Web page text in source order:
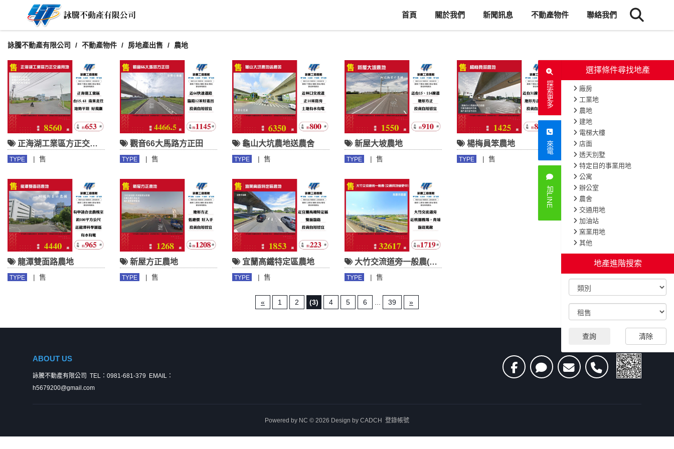
首頁 關於我們 新聞訊息 不動產物件 聯絡我們
選擇條件尋找地產
廠房
工業地
農地
建地
電梯大樓
店面
透天別墅
特定目的事業用地
公寓
辦公室
農舍
交通用地
加油站
窯業用地
其他
地產進階搜索
查詢 清除
探索更多
來電
加LINE
詠騰不動產有限公司 不動產物件 房地產出售 農地
正海湖工業區方正交通用地
TYPE | 售
觀音66大馬路方正田
TYPE | 售
龜山大坑農地送農舍
TYPE | 售
新屋大坡農地
TYPE | 售
楊梅員笨農地
TYPE | 售
龍潭交流道旁方正交通用地
TYPE |售
龍潭雙面路農地
TYPE | 售
新屋方正農地
TYPE | 售
宜蘭高鐵特定區農地
TYPE | 售
大竹交流道旁一般農(交通用地變更中)
TYPE | 售
« 1 2 (3) 4 5 6 39 »
ABOUT US
詠騰不動產有限公司 TEL：0981-681-379
EMAIL：
h5679200@gmail.com
Powered by NC © 2026 Design by CADCH 登錄帳號